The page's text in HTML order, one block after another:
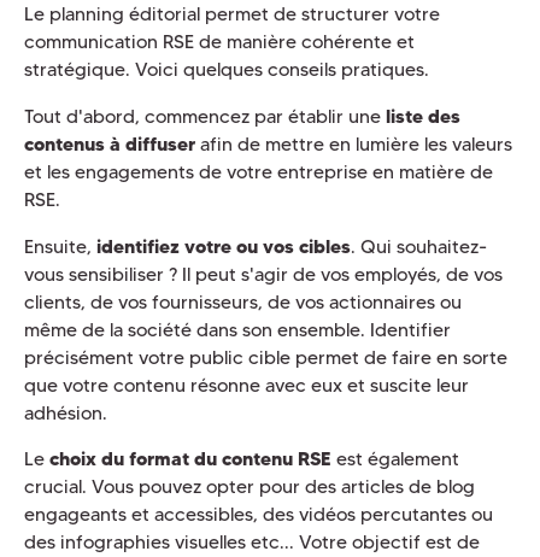
Le planning éditorial permet de structurer votre
communication RSE de manière cohérente et
stratégique. Voici quelques conseils pratiques.
Tout d'abord, commencez par établir une liste des
contenus à diffuserafin de mettre en lumière les valeurs
et les engagements de votre entreprise en matière de
RSE.
Ensuite, identifiez votre ou vos cibles. Qui souhaitez-
vous sensibiliser ? Il peut s'agir de vos employés, de vos
clients, de vos fournisseurs, de vos actionnaires ou
même de la société dans son ensemble. Identifier
précisément votre public cible permet de faire en sorte
que votre contenu résonne avec eux et suscite leur
adhésion.
Le choix du format du contenu RSE est également
crucial. Vous pouvez opter pour des articles de blog
engageants et accessibles, des vidéos percutantes ou
des infographies visuelles etc... Votre objectif est de